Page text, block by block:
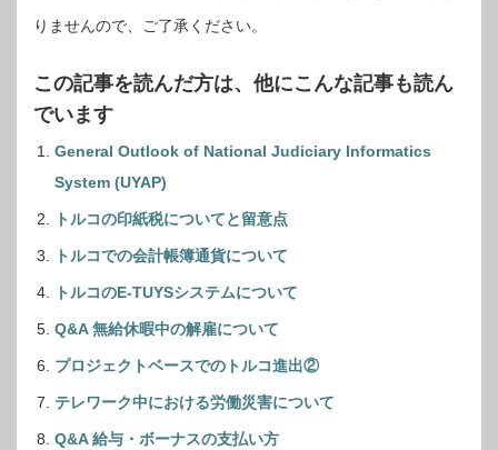
りませんので、ご了承ください。
この記事を読んだ方は、他にこんな記事も読ん
でいます
General Outlook of National Judiciary Informatics
System (UYAP)
トルコの印紙税についてと留意点
トルコでの会計帳簿通貨について
トルコのE-TUYSシステムについて
Q&A 無給休暇中の解雇について
プロジェクトベースでのトルコ進出②
テレワーク中における労働災害について
Q&A 給与・ボーナスの支払い方